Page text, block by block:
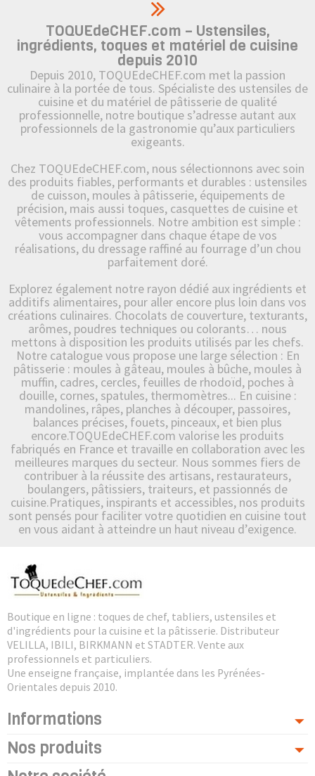
TOQUEdeCHEF.com – Ustensiles,
ingrédients, toques et matériel de cuisine
depuis 2010
Depuis 2010, TOQUEdeCHEF.com met la passion
culinaire à la portée de tous. Spécialiste des ustensiles de
cuisine et du matériel de pâtisserie de qualité
professionnelle, notre boutique s’adresse autant aux
professionnels de la gastronomie qu’aux particuliers
exigeants.
Chez TOQUEdeCHEF.com, nous sélectionnons avec soin
des produits fiables, performants et durables : ustensiles
de cuisson, moules à pâtisserie, équipements de
précision, mais aussi toques, casquettes de cuisine et
vêtements professionnels. Notre ambition est simple :
vous accompagner dans chaque étape de vos
réalisations, du dressage raffiné au fourrage d’un chou
parfaitement doré.
Explorez également notre rayon dédié aux ingrédients et
additifs alimentaires, pour aller encore plus loin dans vos
créations culinaires. Chocolats de couverture, texturants,
arômes, poudres techniques ou colorants… nous
mettons à disposition les produits utilisés par les chefs.
Notre catalogue vous propose une large sélection : En
pâtisserie : moules à gâteau, moules à bûche, moules à
muffin, cadres, cercles, feuilles de rhodoïd, poches à
douille, cornes, spatules, thermomètres... En cuisine :
mandolines, râpes, planches à découper, passoires,
balances précises, fouets, pinceaux, et bien plus
encore.TOQUEdeCHEF.com valorise les produits
fabriqués en France et travaille en collaboration avec les
meilleures marques du secteur. Nous sommes fiers de
contribuer à la réussite des artisans, restaurateurs,
boulangers, pâtissiers, traiteurs, et passionnés de
cuisine.Pratiques, inspirants et accessibles, nos produits
sont pensés pour faciliter votre quotidien en cuisine tout
en vous aidant à atteindre un haut niveau d’exigence.
Boutique en ligne : toques de chef, tabliers, ustensiles et
d'ingrédients pour la cuisine et la pâtisserie. Distributeur
VELILLA, IBILI, BIRKMANN et STADTER. Vente aux
professionnels et particuliers.
Une enseigne française, implantée dans les Pyrénées-
Orientales depuis 2010.
Informations
Nos produits